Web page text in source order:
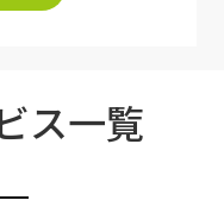
ス一覧